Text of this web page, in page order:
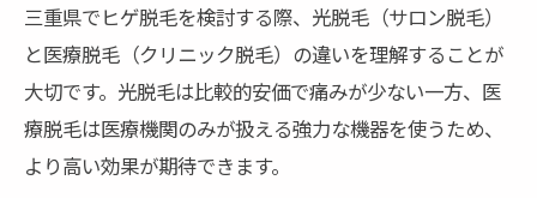
三重県でヒゲ脱毛を検討する際、光脱毛（サロン脱毛）
と医療脱毛（クリニック脱毛）の違いを理解することが
大切です。光脱毛は比較的安価で痛みが少ない一方、医
療脱毛は医療機関のみが扱える強力な機器を使うため、
より高い効果が期待できます。